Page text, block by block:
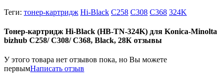
Теги: тонер-картридж Hi-Black C258 C308 C368 324K
Тонер-картридж Hi-Black (HB-TN-324K) для Konica-Minolta
bizhub C258/ C308/ C368, Black, 28К отзывы
У этого товара нет отзывов пока, но Вы можете
первымНаписать отзыв